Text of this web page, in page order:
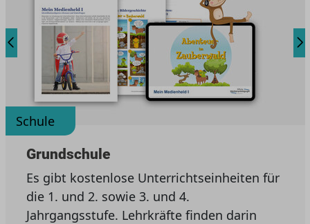
Schule
Grundschule
Es gibt kostenlose Unterrichtseinheiten für
die 1. und 2. sowie 3. und 4.
Jahrgangsstufe. Lehrkräfte finden darin